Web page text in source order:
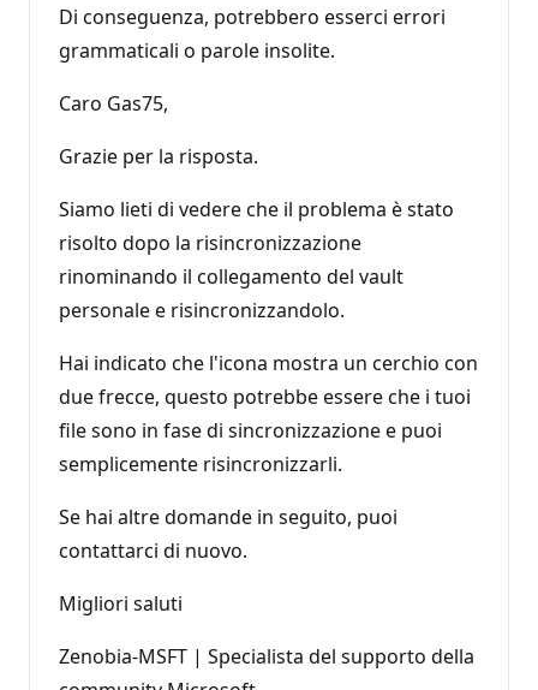
Di conseguenza, potrebbero esserci errori
grammaticali o parole insolite.
Caro Gas75,
Grazie per la risposta.
Siamo lieti di vedere che il problema è stato
risolto dopo la risincronizzazione
rinominando il collegamento del vault
personale e risincronizzandolo.
Hai indicato che l'icona mostra un cerchio con
due frecce, questo potrebbe essere che i tuoi
file sono in fase di sincronizzazione e puoi
semplicemente risincronizzarli.
Se hai altre domande in seguito, puoi
contattarci di nuovo.
Migliori saluti
Zenobia-MSFT | Specialista del supporto della